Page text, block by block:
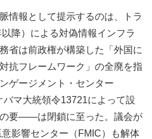
情報として提示するのは、トラ
降）による対偽情報インフラ
省は前政権が構築した「外国に
抗フレームワーク」の全廃を指
ゲージメント・センター
マ大統領令13721によって設
要——は閉鎖に至った。議会が
影響センター（FMIC）も解体